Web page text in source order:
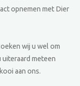
opnemen met Dier
wij u wel om
meteen
aan ons.